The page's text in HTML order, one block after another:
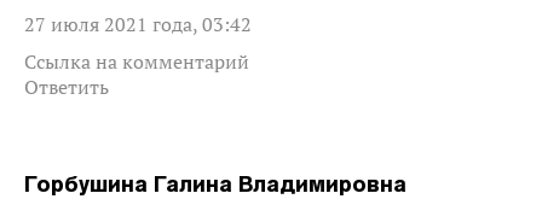
27 июля 2021 года, 03:42
Ссылка на комментарий
Ответить
Горбушина Галина Владимировна